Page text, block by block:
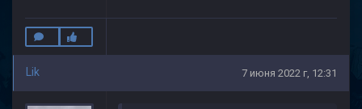
Lik 7 июня 2022 г, 12:31